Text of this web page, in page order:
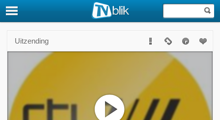
Uitzending